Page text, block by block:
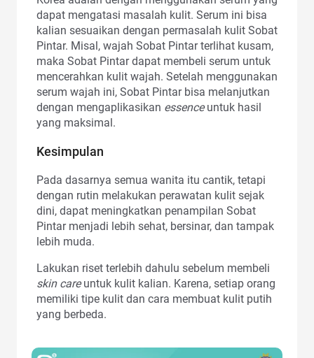
dapat mengatasi masalah kulit. Serum ini bisa
kalian sesuaikan dengan permasalah kulit Sobat
Pintar. Misal, wajah Sobat Pintar terlihat kusam,
maka Sobat Pintar dapat membeli serum untuk
mencerahkan kulit wajah. Setelah menggunakan
serum wajah ini, Sobat Pintar bisa melanjutkan
dengan mengaplikasikan essenceuntuk hasil
yang maksimal.
Kesimpulan
Pada dasarnya semua wanita itu cantik, tetapi
dengan rutin melakukan perawatan kulit sejak
dini, dapat meningkatkan penampilan Sobat
Pintar menjadi lebih sehat, bersinar, dan tampak
lebih muda.
Lakukan riset terlebih dahulu sebelum membeli
skin careuntuk kulit kalian. Karena, setiap orang
memiliki tipe kulit dan cara membuat kulit putih
yang berbeda.